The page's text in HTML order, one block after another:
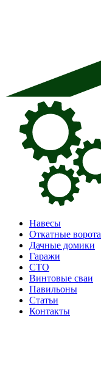
Навесы
Откатные ворота
Дачные домики
Гаражи
СТО
Винтовые сваи
Павильоны
Статьи
Контакты